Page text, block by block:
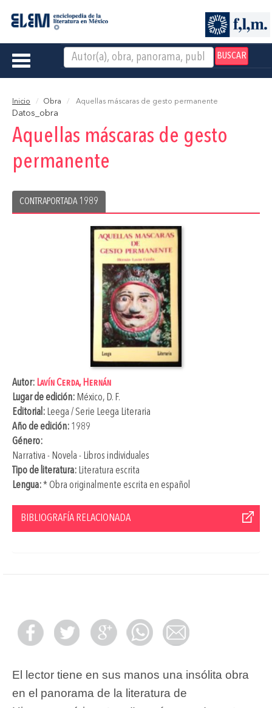
BUSCAR
Toggle
Inicio Obra Aquellas máscaras de gesto permanente
Datos_obra
Aquellas máscaras de gesto
permanente
CONTRAPORTADA 1989
Autor: Lavín Cerda, Hernán
Lugar de edición: México, D. F.
Editorial: Leega / Serie Leega Literaria
Año de edición: 1989
Género:
Narrativa - Novela - Libros individuales
Tipo de literatura: Literatura escrita
Lengua:* Obra originalmente escrita en español
BIBLIOGRAFÍA RELACIONADA
El lector tiene en sus manos una insólita obra
en el panorama de la literatura de